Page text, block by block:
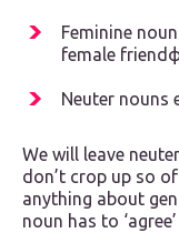
Feminine
female
Neuter nouns
We will leave
don’t crop up so
anything about
noun has to